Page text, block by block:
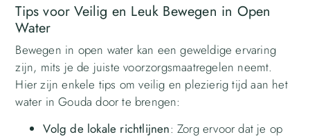
Tips voor Veilig en Leuk Bewegen in Open
Water
Bewegen in open water kan een geweldige ervaring
zijn, mits je de juiste voorzorgsmaatregelen neemt.
Hier zijn enkele tips om veilig en plezierig tijd aan het
water in Gouda door te brengen:
Volg de lokale richtlijnen: Zorg ervoor dat je op